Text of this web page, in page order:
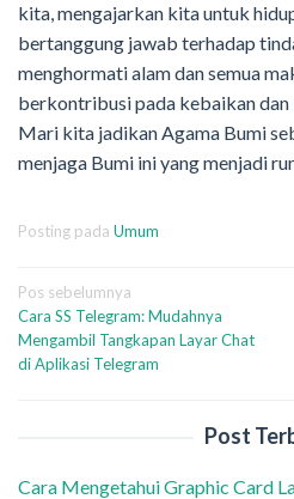
kita, mengajarkan kita untuk
bertanggung jawab terhadap
menghormati alam dan semua
berkontribusi pada kebaikan
Mari kita jadikan Agama Bumi
menjaga Bumi ini yang menjadi
Posting pada Umum
Navigasi
pos
Pos sebelumnya
Cara SS Telegram: Mudahnya
Mengambil Tangkapan Layar Chat
di Aplikasi Telegram
Post
Cara Mengetahui Graphic Card